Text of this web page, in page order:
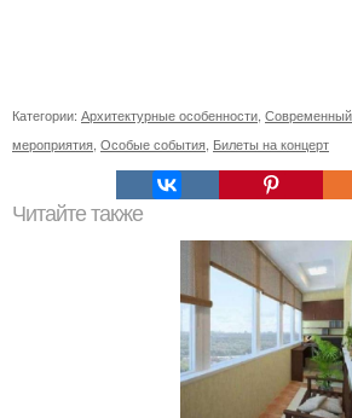
Категории: Архитектурные особенности
мероприятия Особые события Билеты на концерт
Читайте также